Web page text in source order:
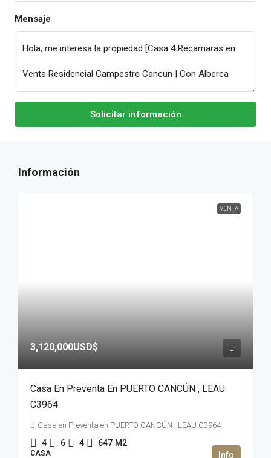
Mensaje
Solicitar información
VENTA
3,120,000USD$
Casa En Preventa En PUERTO CANCÚN , LEAU
C3964
Casa en Preventa en PUERTO CANCÚN , LEAU C3964
4 6 4 647 M2
CASA